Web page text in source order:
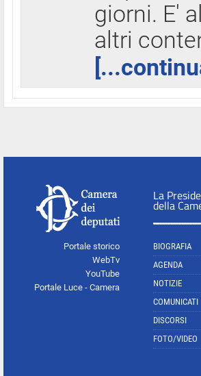
giorni. E'
altri
Portale storico
WebTv
YouTube
Portale Luce - Camera
La
della
BIOGRAFIA
AGENDA
NOTIZIE
COMUNICATI
DISCORSI
FOTO/VIDEO